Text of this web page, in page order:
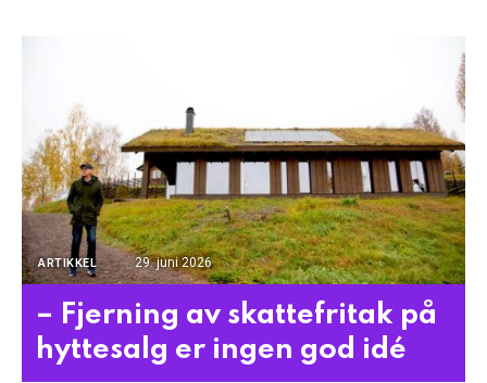
ARTIKKEL 29. juni 2026
– Fjerning av skattefritak på
hyttesalg er ingen god idé